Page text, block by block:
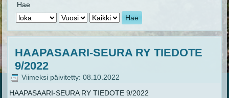
Hae
Hae
HAAPASAARI-SEURA RY TIEDOTE
9/2022
Viimeksi päivitetty: 08.10.2022
HAAPASAARI-SEURA RY TIEDOTE 9/2022